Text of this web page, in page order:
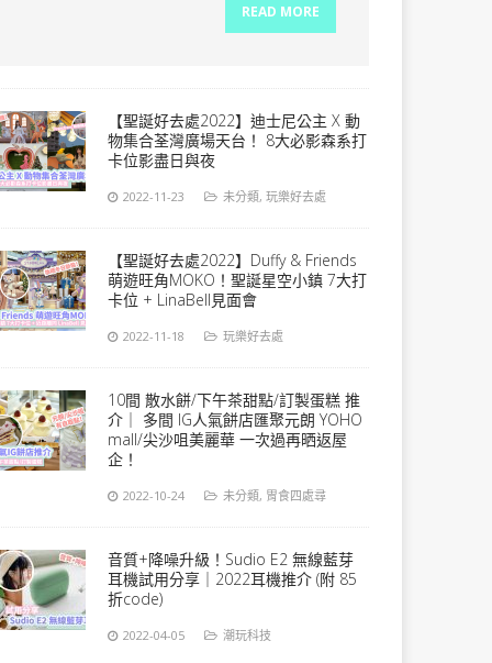
READ MORE
【聖誕好去處2022】迪士尼公主 X 動
物集合荃灣廣場天台！ 8大必影森系打
卡位影盡日與夜
2022-11-23 未分類,玩樂好去處
【聖誕好去處2022】Duffy & Friends
萌遊旺角MOKO！聖誕星空小鎮 7大打
卡位 + LinaBell見面會
2022-11-18 玩樂好去處
10間 散水餅/下午茶甜點/訂製蛋糕 推
介｜ 多間 IG人氣餅店匯聚元朗 YOHO
mall/尖沙咀美麗華 一次過再晒返屋
企！
2022-10-24 未分類, 胃食四處尋
音質+降噪升級！Sudio E2 無線藍芽
耳機試用分享｜2022耳機推介 (附 85
折code)
2022-04-05 潮玩科技